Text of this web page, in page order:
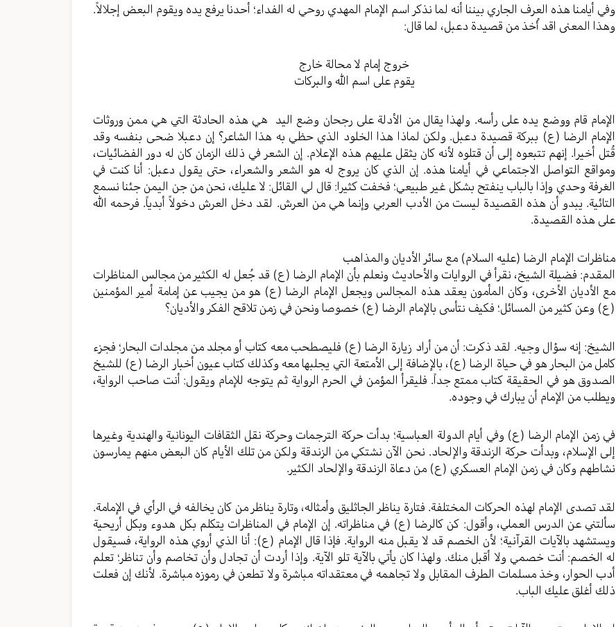
وفي أيامنا هذه العرف الجاري بيننا أنه لما نذكر اسم الإمام المهدي روحي له الفداء؛ أحدنا يرفع يده ويقوم البعض إجلالاً.
وهذا المعنى اقد أُخذ من قصيدة دعبل، لما قال:
خروج إمام لا محالة خارج
يقوم على اسم الله والبركات
الإمام قام ووضع يده على رأسه. ولهذا يقال من الأدلة على رجحان وضع اليد هي هذه الحادثة التي هي ممن وروثات
الإمام الرضا (ع) ببركة قصيدة دعبل. ولكن لماذا هذا الخلود الذي حظي به هذا الشاعر؟ إن دعبلا ضحى بنفسه وقد
قُتل أخيرا. إنهم تتبعوه إلى أن قتلوه لأنه كان يثقل عليهم هذه الإعلام. إن الشعر في ذلك الزمان كان له دور الفضائيات،
ومواقع التواصل الاجتماعي في أيامنا هذه. إن الذي كان يروج له هو الشعر والشعراء، حتى يقول دعبل: أنا كنت في
الغرفة وحدي وإذا بالباب ينفتح بشكل غير طبيعي؛ فخفت كثيرا: قال لي القائل: لا عليك، نحن من جن اليمن جئنا نسمع
التائية. يبدو أن هذه القصيدة ليست من الأدب العربي وإنما هي من العرش. لقد دخل العرش دخولاً أبدياً. فرحمه الله
على هذه القصيدة.
مناظرات الإمام الرضا (عليه السلام) مع سائر الأديان والمذاهب
المقدم: فضيلة الشيخ، نقرأ في الروايات والأحاديث ونعلم بأن الإمام الرضا (ع) قد جُعل له الكثير من مجالس المناظرات
مع الأديان الأخرى، وكان المأمون يعقد هذه المجالس ويجعل الإمام الرضا (ع) هو من يجيب عن إمامة أمير المؤمنين
(ع) وعن كثير من المسائل؛ فكيف نتأسى بالإمام الرضا (ع) خصوصا ونحن في زمن تلاقح الفكر والأديان؟
الشيخ: إنه سؤال وجيه. لقد ذكرت: أن من أراد زيارة الرضا (ع) فليصطحب معه كتاب أو مجلد من مجلدات البحار؛ فجزء
كامل من البحار هو في حياة الرضا (ع)، بالإضافة إلى الأمتعة التي يجلبها معه وكذلك كتاب عيون أخبار الرضا (ع) للشيخ
الصدوق هو في الحقيقة كتاب ممتع جداً. فليقرأ المؤمن في الحرم الرواية ثم يتوجه للإمام ويقول: أنت صاحب الرواية،
ويطلب من الإمام أن يبارك في وجوده.
في زمن الإمام الرضا (ع) وفي أيام الدولة العباسية؛ بدأت حركة الترجمات وحركة نقل الثقافات اليونانية والهندية وغيرها
إلى الإسلام، وبدأت حركة الزندقة والإلحاد. نحن الآن نشتكي من الزندقة ولكن من تلك الأيام كان البعض منهم يمارسون
نشاطهم وكان في زمن الإمام العسكري (ع) من دعاة الزندقة والإلحاد الكثير.
لقد تصدى الإمام لهذه الحركات المختلفة. فتارة يناظر الجاثليق وأمثاله، وتارة يناظر من كان يخالفه في الرأي في الإمامة.
سألتني عن الدرس العملي، وأقول: كن كالرضا (ع) في مناظراته. إن الإمام في المناظرات يتكلم بكل هدوء وبكل أريحية
ويستشهد بالآيات القرآنية؛ لأن الخصم قد لا يقبل منه الرواية. فإذا قال الإمام (ع): أنا الذي أروي هذه الرواية، فسيقول
له الخصم: أنت خصمي ولا أقبل منك. ولهذا كان يأتي بالآية تلو الآية. وإذا أردت أن تجادل وأن تخاصم وأن تناظر؛ تعلم
أدب الحوار، وخذ مسلمات الطرف المقابل ولا تجاهمه في معتقداته مباشرة ولا تطعن في رموزه مباشرة. لأنك إن فعلت
ذلك أغلق عليك الباب.